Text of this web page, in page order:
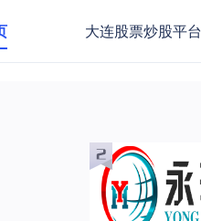
大连股票炒股平台